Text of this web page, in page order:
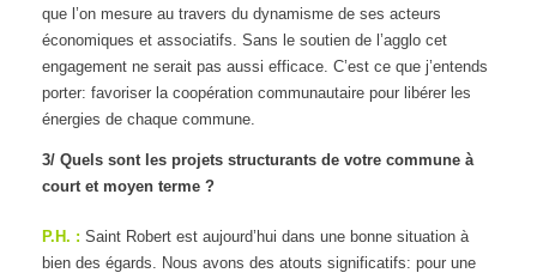
que l’on mesure au travers du dynamisme de ses acteurs
économiques et associatifs. Sans le soutien de l’agglo cet
engagement ne serait pas aussi efficace. C’est ce que j’entends
porter: favoriser la coopération communautaire pour libérer les
énergies de chaque commune.
3/ Quels sont les projets structurants de votre commune à
court et moyen terme?
P.H. : Saint Robert est aujourd’hui dans une bonne situation à
bien des égards. Nous avons des atouts significatifs: pour une